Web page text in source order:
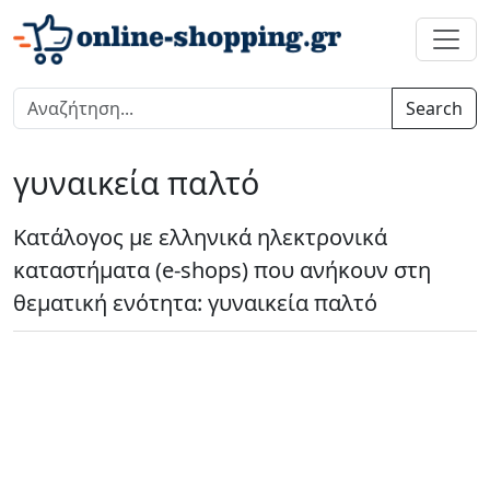
Search
γυναικεία παλτό
Κατάλογος με ελληνικά ηλεκτρονικά
καταστήματα (e-shops) που ανήκουν στη
θεματική ενότητα: γυναικεία παλτό